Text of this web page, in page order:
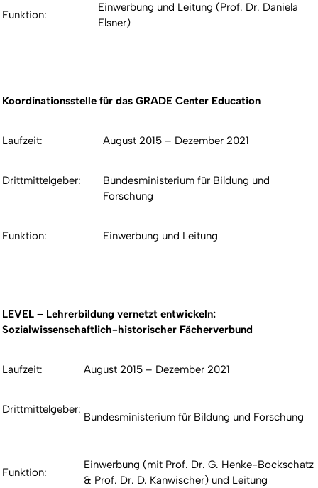
Funktion:
Einwerbung und Leitung (Prof. Dr. Daniela
Elsner)
Koordinationsstelle für das GRADE Center Education
Laufzeit: August 2015 – Dezember 2021
Drittmittelgeber:
Bundesministerium für Bildung und
Forschung
Funktion: Einwerbung und Leitung
LEVEL – Lehrerbildung vernetzt entwickeln:
Sozialwissenschaftlich-historischer Fächerverbund
Laufzeit: August 2015 – Dezember 2021
Drittmittelgeber:
Bundesministerium für Bildung und Forschung
Funktion:
Einwerbung (mit Prof. Dr. G. Henke-Bockschatz
& Prof. Dr. D. Kanwischer) und Leitung